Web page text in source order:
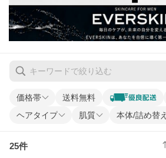
価格帯 送料無料
ヘアタイプ 肌質 本体/詰め替え
25件